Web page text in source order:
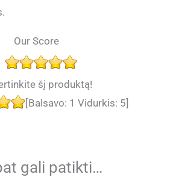
Our Score
šį produktą!
[Balsavo: 1 Vidurkis: 5]
gali patikti…